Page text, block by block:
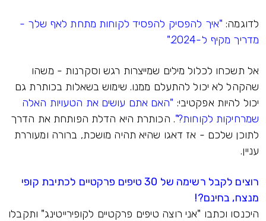
לדוגמה:"איך להפסיק להפסיד לקוחות מתחת לאף שלך -
מדריך מקיף ל-2024."
אל תשכחו לכלול מילים שמייצרות רגש וסקרנות - משהו
שהקהל לא יכול להתעלם ממנו. שימוש בשאלות בכותרת גם
יכול להיות אפקטיבי: "האם אתם עושים את הטעויות האלה
שמרחיקות לקוחות?". הכותרת היא הדלת הפותחת את הדרך
לתוכן שלכם - אז דאגו שהיא תהיה מושכת, ברורה ומעוררת
עניין.
רוצים לקבל רשימה של 30 טיפים פרקטיים לכתיבת קופי
מנצח, בחינם?!
היכנסו וכתבו "אני רוצה טיפים פרקטיים לקופירייטינג" ותקבלו